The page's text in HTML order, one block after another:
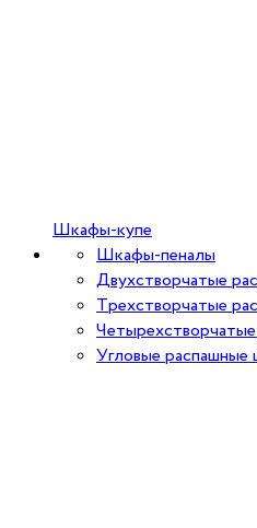
Шкафы-купе
Шкафы-пеналы
Двухстворчатые
Трехстворчатые
Угловые